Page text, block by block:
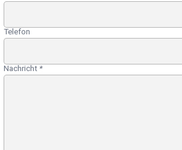
Telefon
Nachricht *